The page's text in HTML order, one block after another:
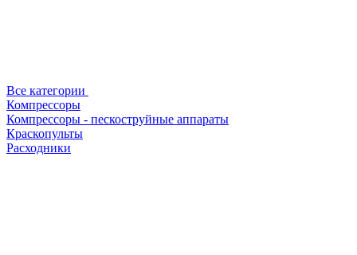
Все категории
Компрессоры
Компрессоры - пескоструйные аппараты
Краскопульты
Расходники